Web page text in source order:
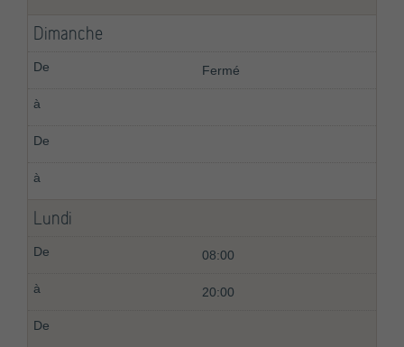
Dimanche
Fermé
Lundi
08:00
20:00